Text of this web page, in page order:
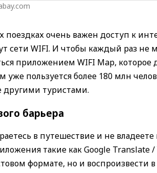
поездках очень важен доступ к
сети WIFI. И чтобы каждый раз не
приложением WIFI Map,
пользуется более 180 млн
другими туристами.
барьера
в путешествие и не
такие как Google Translate
формате, но и